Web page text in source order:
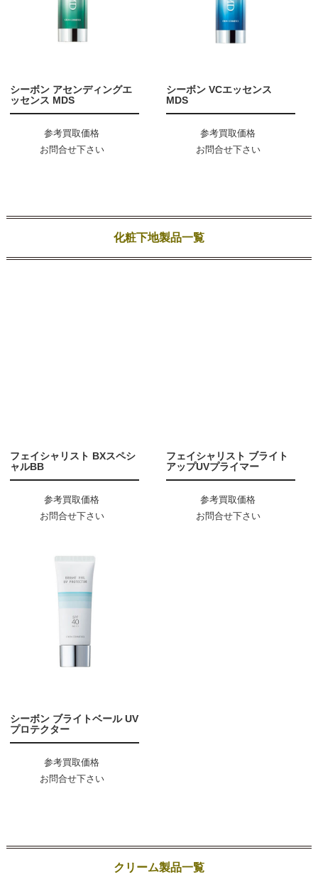
シーボン アセンディングエ
ッセンス MDS
参考買取価格
お問合せ下さい
シーボン VCエッセンス
MDS
参考買取価格
お問合せ下さい
化粧下地製品一覧
フェイシャリスト BXスペシ
ャルBB
参考買取価格
お問合せ下さい
フェイシャリスト ブライト
アップUVプライマー
参考買取価格
お問合せ下さい
シーボン ブライトベール UV
プロテクター
参考買取価格
お問合せ下さい
クリーム製品一覧